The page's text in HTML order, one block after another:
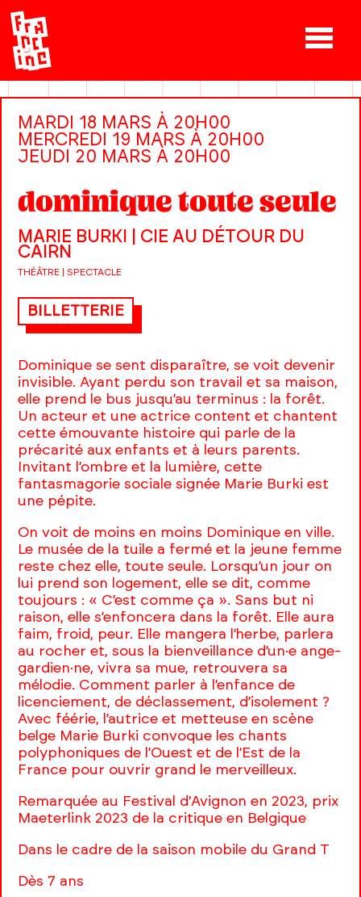
MARDI 18 MARS À 20H00
MERCREDI 19 MARS À 20H00
JEUDI 20 MARS À 20H00
dominique toute seule
MARIE BURKI | CIE AU DÉTOUR DU
CAIRN
THÉÂTRE | SPECTACLE
BILLETTERIE
Dominique se sent disparaître, se voit devenir
invisible. Ayant perdu son travail et sa maison,
elle prend le bus jusqu’au terminus : la forêt.
Un acteur et une actrice content et chantent
cette émouvante histoire qui parle de la
précarité aux enfants et à leurs parents.
Invitant l’ombre et la lumière, cette
fantasmagorie sociale signée Marie Burki est
une pépite.
On voit de moins en moins Dominique en ville.
Le musée de la tuile a fermé et la jeune femme
reste chez elle, toute seule. Lorsqu’un jour on
lui prend son logement, elle se dit, comme
toujours : « C’est comme ça ». Sans but ni
raison, elle s’enfoncera dans la forêt. Elle aura
faim, froid, peur. Elle mangera l’herbe, parlera
au rocher et, sous la bienveillance d’un·e ange-
gardien·ne, vivra sa mue, retrouvera sa
mélodie. Comment parler à l’enfance de
licenciement, de déclassement, d’isolement ?
Avec féérie, l’autrice et metteuse en scène
belge Marie Burki convoque les chants
polyphoniques de l’Ouest et de l’Est de la
France pour ouvrir grand le merveilleux.
Remarquée au Festival d'Avignon en 2023, prix
Maeterlink 2023 de la critique en Belgique
Dans le cadre de la saison mobile du Grand T
Dès 7 ans